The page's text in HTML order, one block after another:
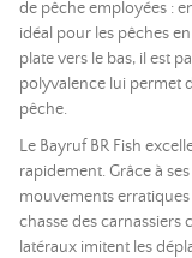
de pêche employées :
idéal pour les pêches
plate vers le bas, il est
polyvalence lui permet
pêche.
Le Bayruf BR Fish
rapidement. Grâce à
mouvements
chasse des carnassiers
latéraux imitent les